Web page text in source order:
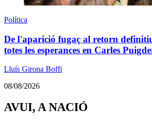
Política
De l'aparició fugaç al retorn
totes les esperances en Carles
Lluís Girona Boffi
08/08/2026
AVUI, A NACIÓ